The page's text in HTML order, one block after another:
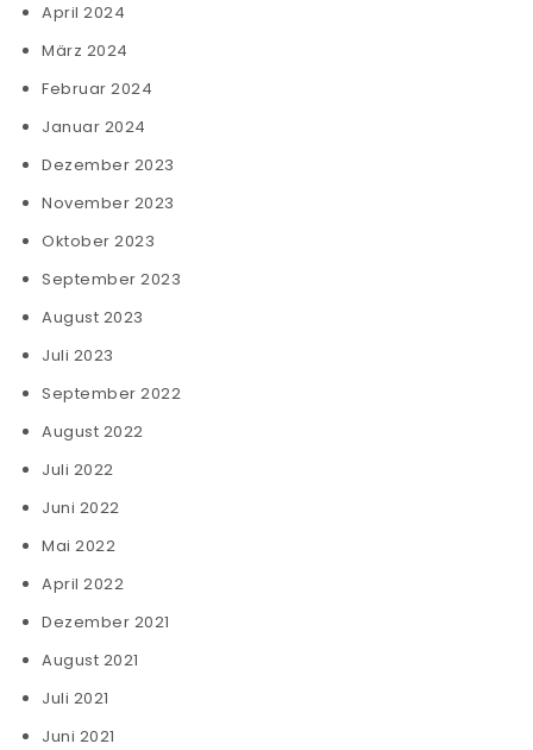
April 2024
März 2024
Februar 2024
Januar 2024
Dezember 2023
November 2023
Oktober 2023
September 2023
August 2023
Juli 2023
September 2022
August 2022
Juli 2022
Juni 2022
Mai 2022
April 2022
Dezember 2021
August 2021
Juli 2021
Juni 2021